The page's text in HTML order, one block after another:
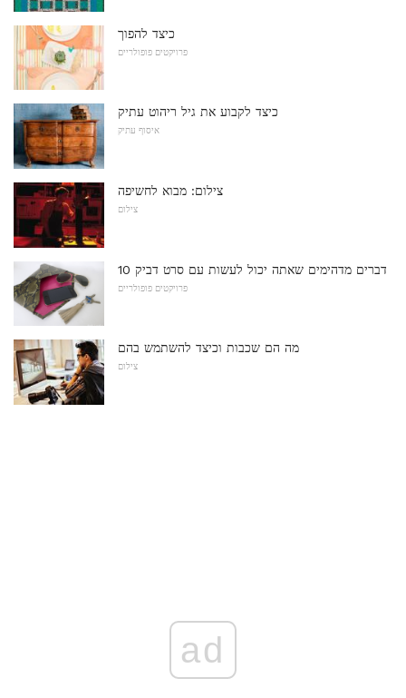
כיצד להפוך
פרויקטים פופולריים
כיצד לקבוע את גיל ריהוט עתיק
איסוף עתיק
צילום: מבוא לחשיפה
צילום
10 דברים מדהימים שאתה יכול לעשות עם סרט דביק
פרויקטים פופולריים
מה הם שכבות וכיצד להשתמש בהם
צילום
ad